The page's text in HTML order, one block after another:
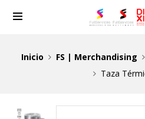
Inicio FS | Merchandising
Taza